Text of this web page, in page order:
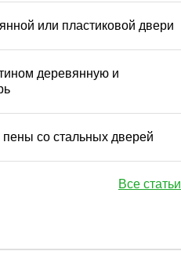
или пластиковой двери
деревянную и
со стальных дверей
Все статьи